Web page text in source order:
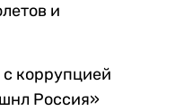
и
коррупцией
Россия»